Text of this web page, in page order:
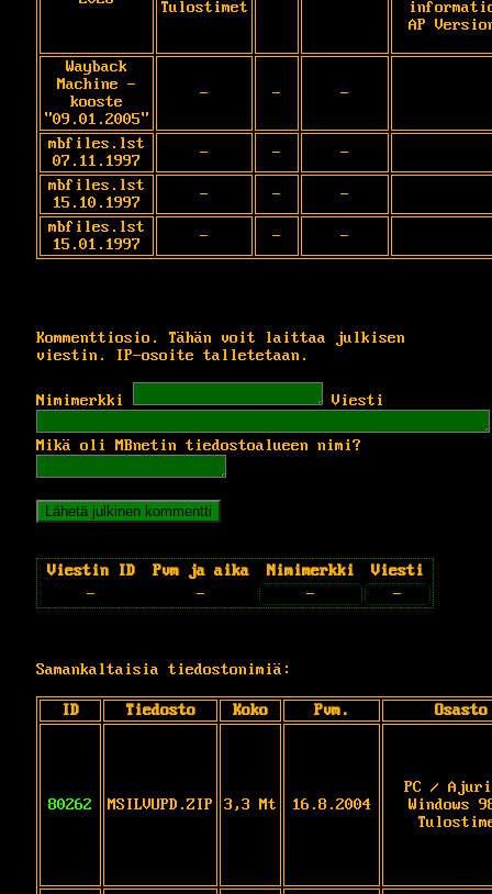
Tulostimet
AP
Wayback
Machine -
kooste
"09.01.2005"
- - -
mbfiles.lst
07.11.1997
- -
-
mbfiles.lst
15.10.1997
- -
-
mbfiles.lst
15.01.1997
- - -
Kommenttiosio. Tähän voit laittaa julkisen
viestin. IP-osoite talletetaan.
Nimimerkki Viesti
Mikä oli MBnetin tiedostoalueen nimi?
Viestin ID Pvm ja aika Nimimerkki
Viesti
-
- - -
Samankaltaisia tiedostonimiä:
ID Tiedosto Koko Pvm. Osasto
80262 MSILVUPD.ZIP 3,3 Mt 16.8.2004
PC /
Windows